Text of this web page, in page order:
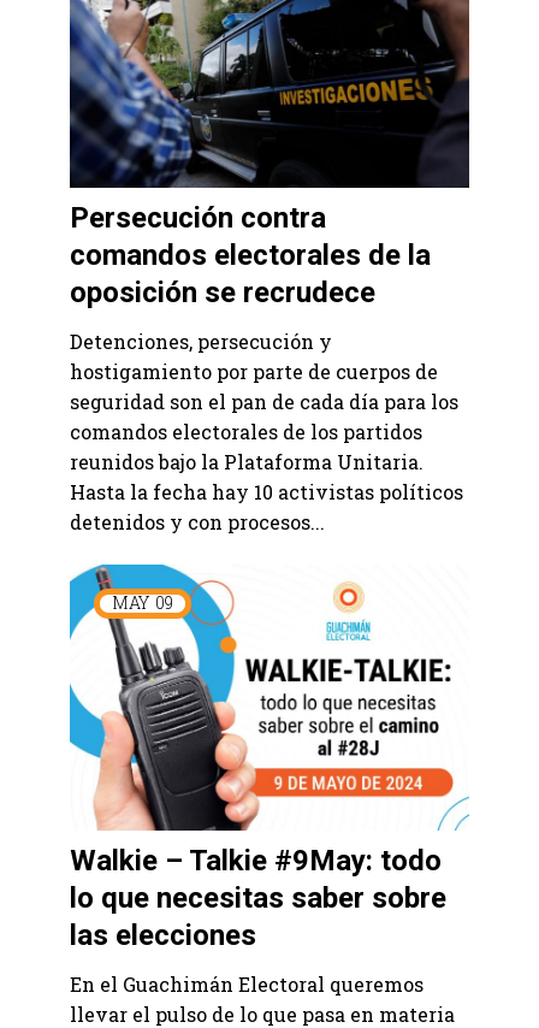
Persecución contra
comandos electorales de la
oposición se recrudece
Detenciones, persecución y
hostigamiento por parte de cuerpos de
seguridad son el pan de cada día para los
comandos electorales de los partidos
reunidos bajo la Plataforma Unitaria.
Hasta la fecha hay 10 activistas políticos
detenidos y con procesos...
MAY 09
Walkie – Talkie #9May: todo
lo que necesitas saber sobre
las elecciones
En el Guachimán Electoral queremos
llevar el pulso de lo que pasa en materia